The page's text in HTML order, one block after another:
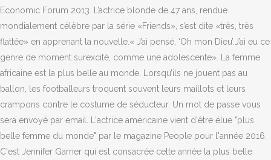
Economic Forum 2013. L’actrice blonde de 47 ans, rendue
mondialement célèbre par la série «Friends», s’est dite «très, très
flattée» en apprenant la nouvelle.« J’ai pensé, ‘Oh mon Dieu’.J’ai eu ce
genre de moment surexcité, comme une adolescente». La femme
africaine est la plus belle au monde. Lorsqu’ils ne jouent pas au
ballon, les footballeurs troquent souvent leurs maillots et leurs
crampons contre le costume de séducteur. Un mot de passe vous
sera envoyé par email. L'actrice américaine vient d'être élue "plus
belle femme du monde" par le magazine People pour l'année 2016.
C'est Jennifer Garner qui est consacrée cette année la plus belle